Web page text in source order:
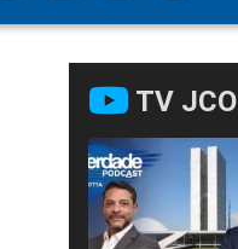
TV JCO